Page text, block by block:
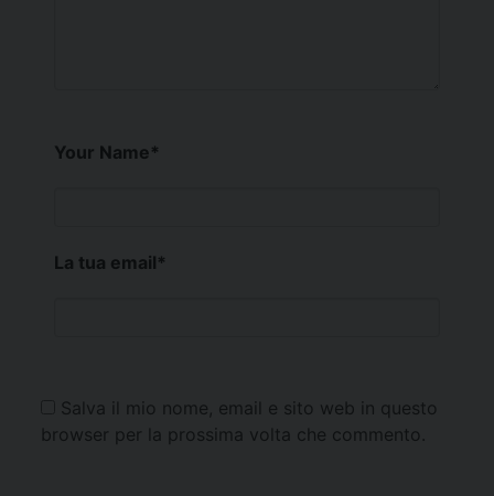
Your Name*
La tua email*
Salva il mio nome, email e sito web in questo
browser per la prossima volta che commento.